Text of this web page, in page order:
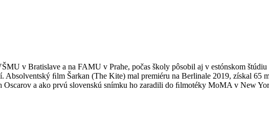
v Bratislave a na FAMU v Prahe, počas školy pôsobil aj v estónskom
Absolventský ﬁlm Šarkan (The Kite) mal premiéru na Berlinale 2019, získal 65
Oscarov a ako prvú slovenskú snímku ho zaradili do ﬁlmotéky MoMA v New